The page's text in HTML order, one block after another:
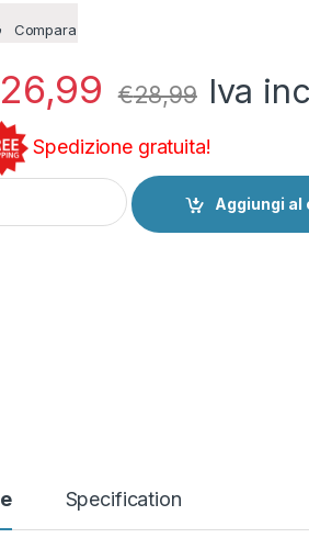
Compara
26,99 €28,99 Iva
Spedizione gratuita!
Antincendio UNI 45 Lunga quantity
Aggiungi al
Specification